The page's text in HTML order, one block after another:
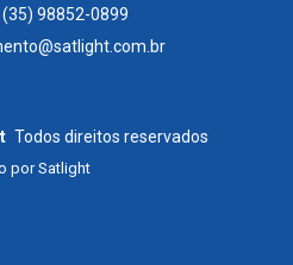
(35) 98852-0899
Todos direitos reservados
porSatlight